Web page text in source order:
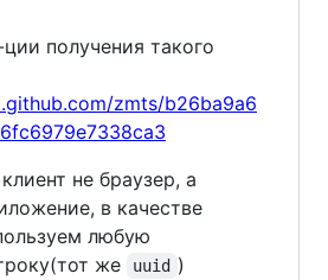
получения такого
zmts/b26ba9a6
не браузер, а
в качестве
любую
же
uuid )